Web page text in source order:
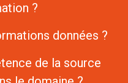
?
données ?
de la source